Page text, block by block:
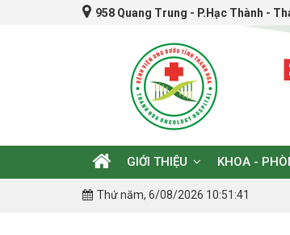
958 Quang Trung - P.Hạc Thành -
GIỚI THIỆU KHOA -
Thứ năm, 6/08/2026 10:51:42